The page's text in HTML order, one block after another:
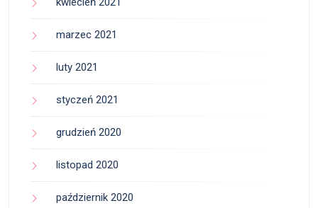
marzec 2021
luty 2021
styczeń 2021
grudzień 2020
listopad 2020
październik 2020